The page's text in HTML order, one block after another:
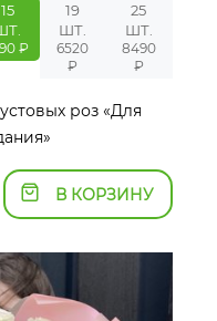
15
₽
19
ШТ.
6520
₽
25
ШТ.
8490
₽
роз «Для
В КОРЗИНУ